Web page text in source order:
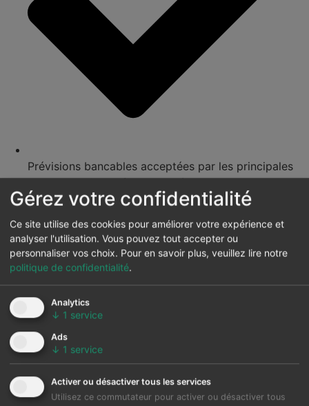
Prévisions bancables acceptées par les principales
Gérez votre confidentialité
Ce site utilise des cookies pour améliorer votre expérience et
analyser l'utilisation. Vous pouvez tout accepter ou
personnaliser vos choix. Pour en savoir plus, veuillez lire notre
politique de confidentialité.
Analytics
↓ 1 service
Ads
↓ 1 service
Activer ou désactiver tous les services
Utilisez ce commutateur pour activer ou désactiver tous